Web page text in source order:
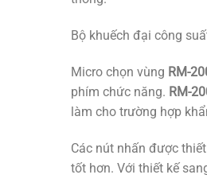
Bộ khuếch đại công
Micro chọn vùng RM-
phím chức năng. RM-
làm cho trường hợp
Các nút nhấn được
tốt hơn. Với thiết kế